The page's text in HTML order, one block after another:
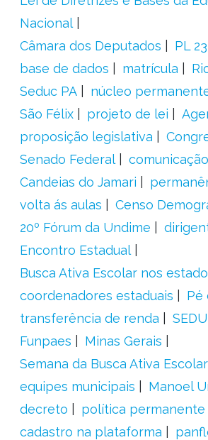
Nacional
Câmara dos Deputados
PL
base de dados
matrícula
Seduc PA
núcleo
São Félix
projeto de lei
proposição legislativa
Senado Federal
comunicação
Candeias do Jamari
volta ás aulas
Censo
20º Fórum da Undime
Encontro Estadual
Busca Ativa Escolar nos
coordenadores estaduais
Pé
transferência de renda
Funpaes
Minas Gerais
Semana da Busca Ativa Escolar
equipes municipais
Manoel
decreto
política permanente
cadastro na plataforma